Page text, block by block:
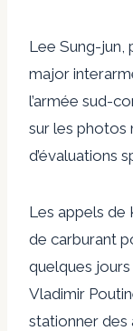
Lee Sung-jun,
major
l’armée sud-
sur les photos
d’évaluations
Les appels de
de carburant
quelques
Vladimir
stationner des